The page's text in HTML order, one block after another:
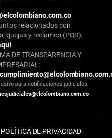
relacionados con
quejas y reclamos (PQR),
DE TRANSPARENCIA Y
para notificaciones judiciales:
POLÍTICA DE PRIVACIDAD